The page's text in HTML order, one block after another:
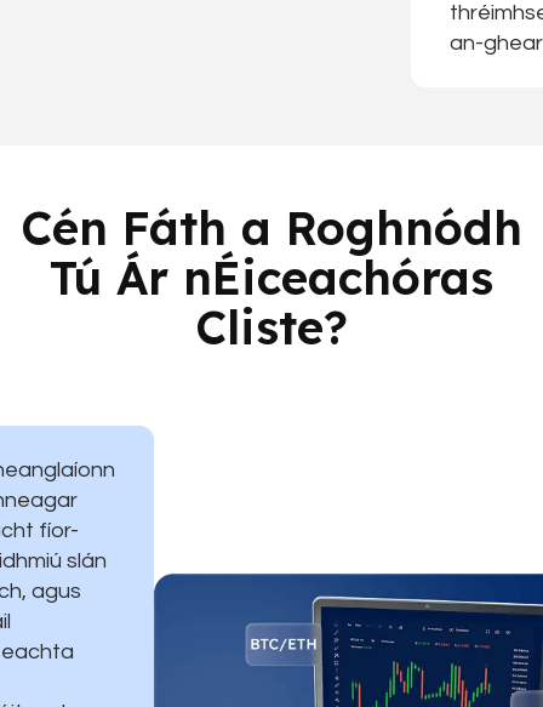
an-
Cén Fáth a Roghnódh
Tú Ár nÉiceachóras
Cliste?
fíor-
slán
agus